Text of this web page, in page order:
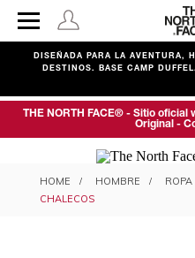
DISEÑADA PARA LA AVENTURA,
DESTINOS. BASE CAMP
THE NORTH FACE® - Sitio
Original -
CHALECOS
HOMBRE
ROPA
CHALECOS